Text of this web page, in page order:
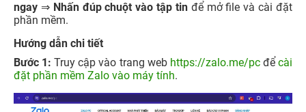
ngay ⇒ Nhấn đúp chuột vào tập tinđể mở file và cài đặt
phần mềm.
Hướng dẫn chi tiết
Bước 1:Truy cập vào trang web https://zalo.me/pcđểcài
đặt phần mềm Zalo vào máy tính.